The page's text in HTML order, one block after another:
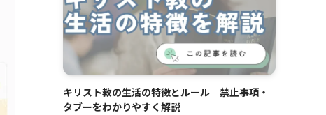
キリスト教の生活の特徴とルール｜禁止事項・
タブーをわかりやすく解説